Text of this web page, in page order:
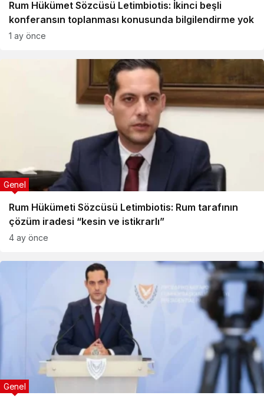
Rum Hükümet Sözcüsü Letimbiotis: İkinci beşli
konferansın toplanması konusunda bilgilendirme yok
1 ay önce
Rum Hükümeti Sözcüsü Letimbiotis: Rum tarafının
çözüm iradesi “kesin ve istikrarlı”
Genel
4 ay önce
Genel